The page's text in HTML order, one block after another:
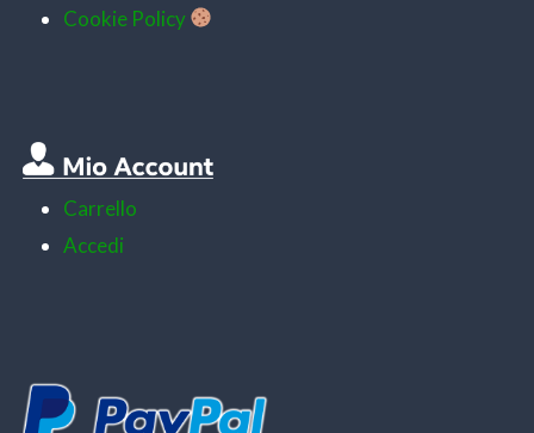
Cookie Policy
Carrello
Accedi